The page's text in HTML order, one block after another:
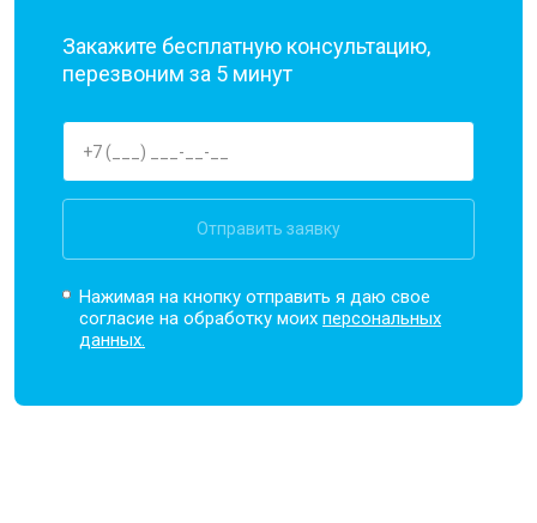
Закажите бесплатную консультацию,
перезвоним за 5 минут
Отправить заявку
Нажимая на кнопку отправить я даю свое
согласие на обработку моихперсональных
данных.